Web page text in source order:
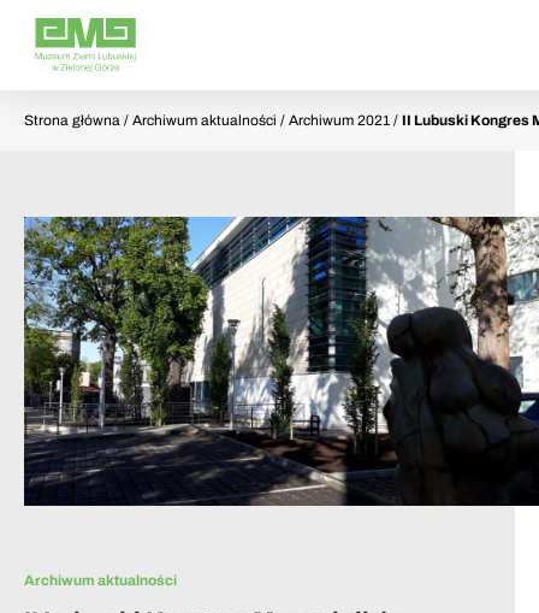
Strona główna / Archiwum aktualności / Archiwum 2021 / II Lubuski Kongres
Archiwum aktualności